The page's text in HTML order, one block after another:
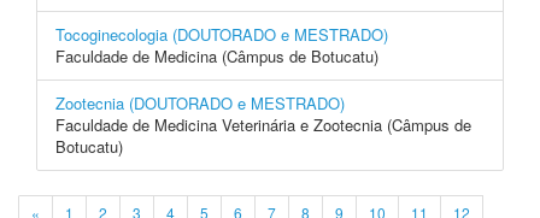
Tocoginecologia (DOUTORADO e MESTRADO)
Faculdade de Medicina (Câmpus de Botucatu)
Zootecnia (DOUTORADO e MESTRADO)
Faculdade de Medicina Veterinária e Zootecnia (Câmpus de
Botucatu)
« 1 2 3 4 5 6 7 8 9 10 11 12